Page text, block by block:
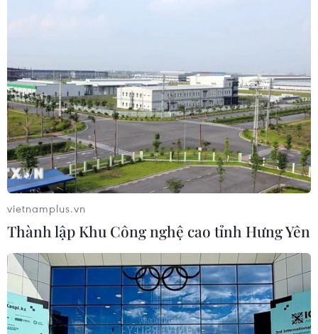
Việt Nam tiếp tục là nguồn
cung hồ tiêu lớn nhất tại EU
09/07/2024 01:51
Bốn tháng đầu năm, EU đã nhập khẩu tổng cộng 11.359
tấn hồ tiêu từ Việt Nam với trị giá hơn 48,5 triệu euro,
tăng 25,1% về lượng và 32,1% về trị giá so với cùng kỳ
năm ngoái.
vietnamplus.vn
Thành lập Khu Công nghệ cao tỉnh Hưng Yên